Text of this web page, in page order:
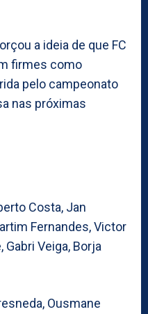
a ideia de que FC
firmes como
pelo campeonato
nas próximas
Costa, Jan
Fernandes, Victor
Gabri Veiga, Borja
Ousmane